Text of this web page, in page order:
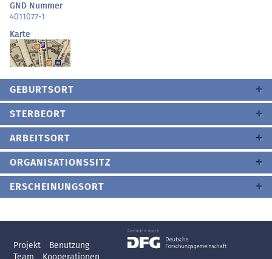
GND Nummer
4011077-1
Karte
GEBURTSORT
STERBEORT
ARBEITSORT
ORGANISATIONSSITZ
ERSCHEINUNGSORT
Projekt
Benutzung
Team
Kooperationen